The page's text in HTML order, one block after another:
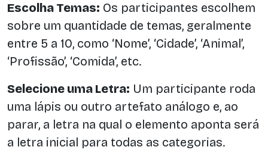
Escolha Temas: Os participantes escolhem
sobre um quantidade de temas, geralmente
entre 5 a 10, como ‘Nome’, ‘Cidade’, ‘Animal’,
‘Profissão’, ‘Comida’, etc.
Selecione uma Letra: Um participante roda
uma lápis ou outro artefato análogo e, ao
parar, a letra na qual o elemento aponta será
a letra inicial para todas as categorias.